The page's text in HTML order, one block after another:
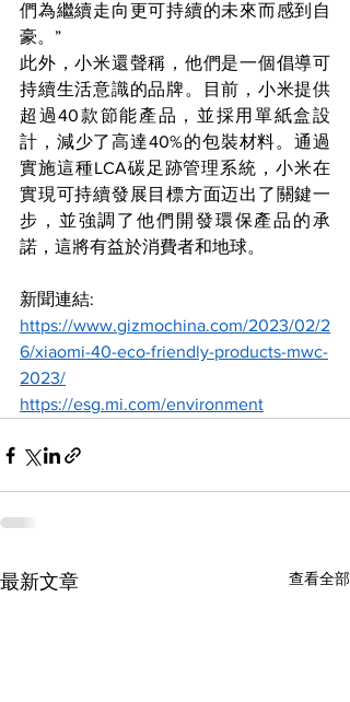
們為繼續走向更可持續的未來而感到自
豪。”
此外，小米還聲稱，他們是一個倡導可
持續生活意識的品牌。目前，小米提供
超過40款節能產品，並採用單紙盒設
計，減少了高達40%的包裝材料。通過
實施這種LCA碳足跡管理系統，小米在
實現可持續發展目標方面迈出了關鍵一
步，並強調了他們開發環保產品的承
諾，這將有益於消費者和地球。
新聞連結:
https://www.gizmochina.com/2023/02/2
6/xiaomi-40-eco-friendly-products-mwc-
2023/
https://esg.mi.com/environment
最新文章 查看全部